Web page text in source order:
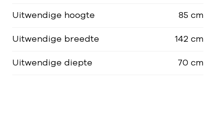
Uitwendige hoogte 85 cm
Uitwendige breedte 142 cm
Uitwendige diepte 70 cm